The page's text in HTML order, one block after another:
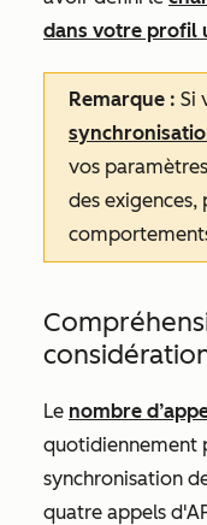
dans votre profil
Remarque : Si
vos
des
Le nombre
quotidiennement
synchronisation
quatre appels